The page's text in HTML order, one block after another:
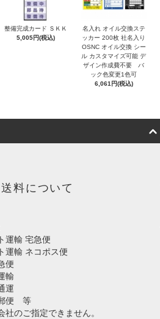
整備完成カード ＳＫＫ
5,005円(税込)
名入れ オイル交換ステ
ッカー 200枚 社名入り
OSNC オイル交換 シー
ル カスタマイズ可能 デ
ザイン作成費不要 バ
ック色変更1色可
6,061円(税込)
料について
運輸 宅急便
運輸 ネコポス便
便
輸
運
便 等
社のご指定できません。